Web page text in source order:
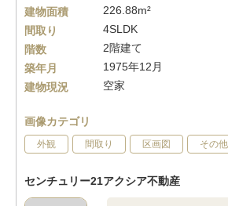
建物面積
226.88m²
間取り
4SLDK
階数
2階建て
築年月
1975年12月
建物現況
空家
画像カテゴリ
外観 間取り 区画図 その
センチュリー21アクシア不動産